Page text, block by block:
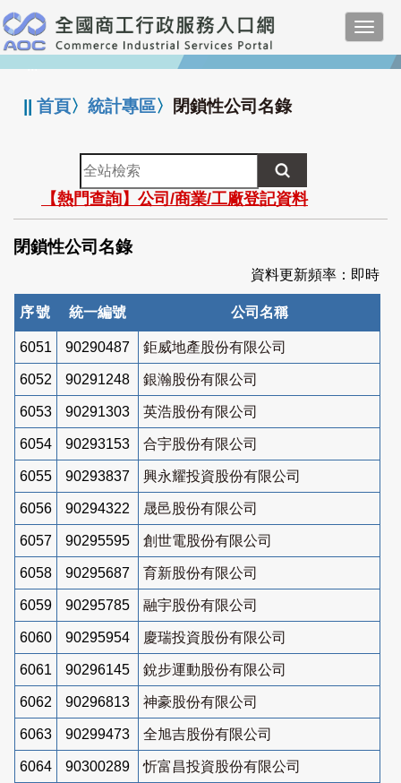
跳
到
主
要
:::
||首頁〉統計專區〉 閉鎖性公司名錄
全
站
檢
索
【熱門查詢】公司/商業/工廠登記資料
閉鎖性公司名錄
資料更新頻率：即時
序號 統一編號 公司名稱
6051 90290487 鉅威地產股份有限公司
6052 90291248 銀瀚股份有限公司
6053 90291303 英浩股份有限公司
6054 90293153 合宇股份有限公司
6055 90293837 興永耀投資股份有限公司
6056 90294322 晟邑股份有限公司
6057 90295595 創世電股份有限公司
6058 90295687 育新股份有限公司
6059 90295785 融宇股份有限公司
6060 90295954 慶瑞投資股份有限公司
6061 90296145 銳步運動股份有限公司
6062 90296813 神豪股份有限公司
6063 90299473 全旭吉股份有限公司
6064 90300289 忻富昌投資股份有限公司